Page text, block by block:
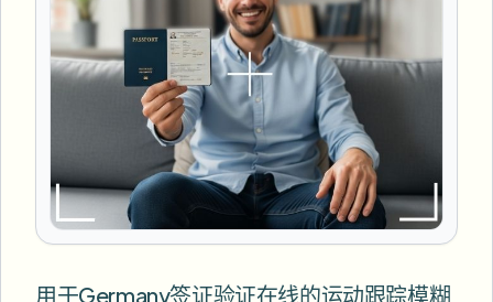
用于Germany签证验证在线的运动跟踪模糊